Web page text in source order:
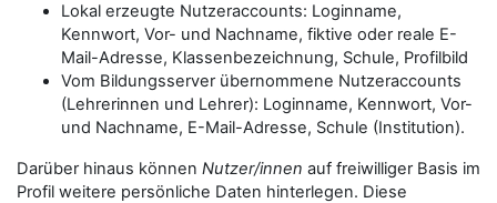
Lokal erzeugte Nutzeraccounts: Loginname,
Kennwort, Vor- und Nachname, fiktive oder reale E-
Mail-Adresse, Klassenbezeichnung, Schule, Profilbild
Vom Bildungsserver übernommene Nutzeraccounts
(Lehrerinnen und Lehrer): Loginname, Kennwort, Vor-
und Nachname, E-Mail-Adresse, Schule (Institution).
Darüber hinaus können Nutzer/innen auf freiwilliger Basis im
Profil weitere persönliche Daten hinterlegen. Diese